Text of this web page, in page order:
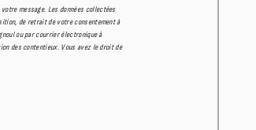
message. Les données collectées
de retrait de votre consentement à
ou par courrier électronique à
des contentieux. Vous avez le droit de